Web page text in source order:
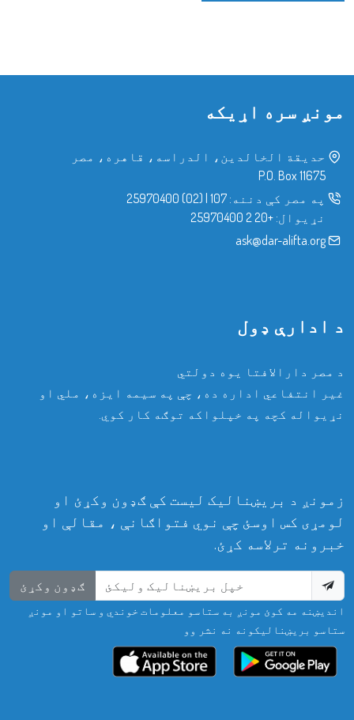
مونږ سره اړیکه
حدیقة الخالدین، الدراسه، قاهره، مصر
P.O. Box 11675
په مصر کې دننه: 107
|
(02) 25970400
نړیوال: +20 2 25970400
ask@dar-alifta.org
د ادارې ډول
د مصر دارالافتا یوه دولتي
غیر انتفاعي اداره ده، چې په سیمه ایزه، ملي او
نړیواله کچه په خپلواکه توګه کار کوي.
زمونږ د بریښنالیک لیست کې ګډون وکړئ او
لومړی کس اوسئ چې نوي فتواګانې ، مقالې او
خبرونه ترلاسه کړئ.
ګډون وکړئ
اندیښنه مه کوئ مونږ به ستاسو معلومات خوندي و ساتو او مونږ
ستاسو بریښنالیکونه نه نشر وو